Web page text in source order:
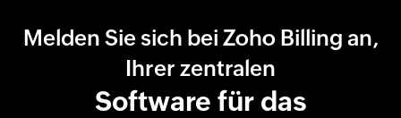
Melden Sie sich bei Zoho Billing an,
Ihrer zentralen
Software für das